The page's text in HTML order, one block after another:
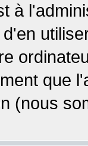
à
que
(nous